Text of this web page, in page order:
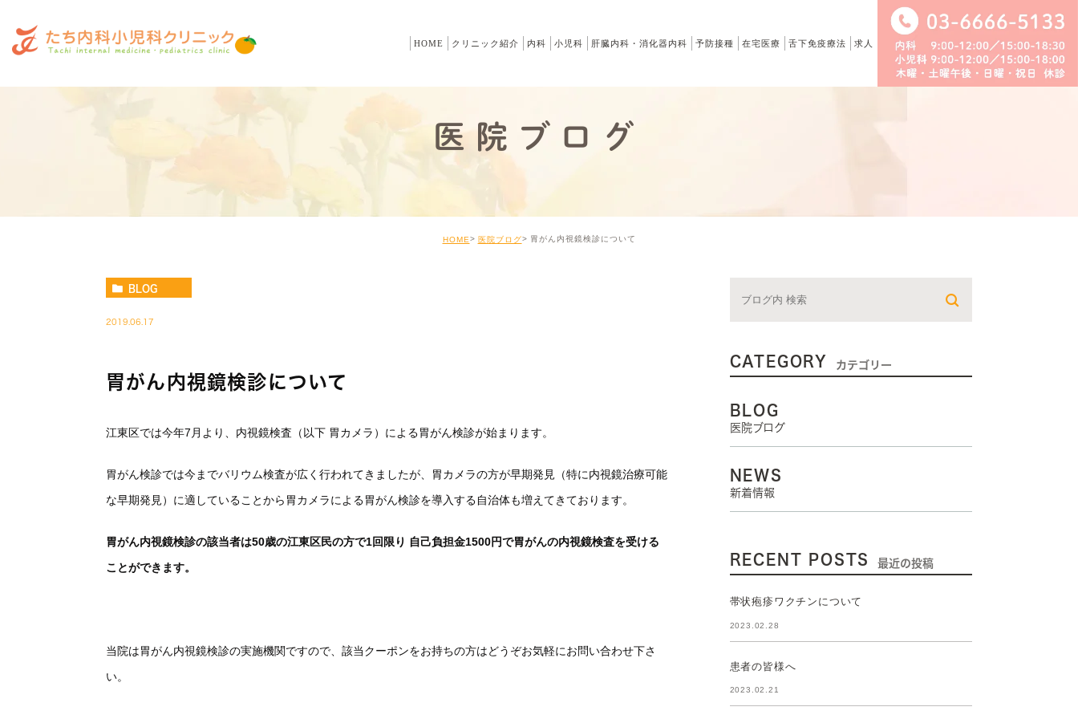
HOME クリニック紹介 内科 小児科 肝臓内科・消化器内科 予防接種 在宅医療 舌下免疫療法 求人
医院ブログ
HOME 医院ブログ 胃がん内視鏡検診について
BLOG
2019.06.17
胃がん内視鏡検診について
江東区では今年7月より、内視鏡検査（以下 胃カメラ）による胃がん検診が始まります。
胃がん検診では今までバリウム検査が広く行われてきましたが、胃カメラの方が早期発見（特に内視鏡治療可能
な早期発見）に適していることから胃カメラによる胃がん検診を導入する自治体も増えてきております。
胃がん内視鏡検診の該当者は50歳の江東区民の方で1回限り 自己負担金1500円で胃がんの内視鏡検査を受ける
ことができます。
当院は胃がん内視鏡検診の実施機関ですので、該当クーポンをお持ちの方はどうぞお気軽にお問い合わせ下さ
い。
CATEGORY カテゴリー
BLOG
医院ブログ
NEWS
新着情報
RECENT POSTS 最近の投稿
帯状疱疹ワクチンについて
2023.02.28
患者の皆様へ
2023.02.21